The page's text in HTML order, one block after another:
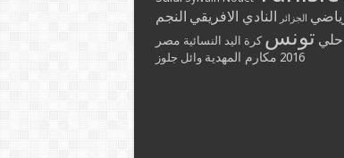
الجزائر النادي الافريقي النجم
تونس كرة اليد النسائية مصر
2016 مكارم المهدية وائل جلوز